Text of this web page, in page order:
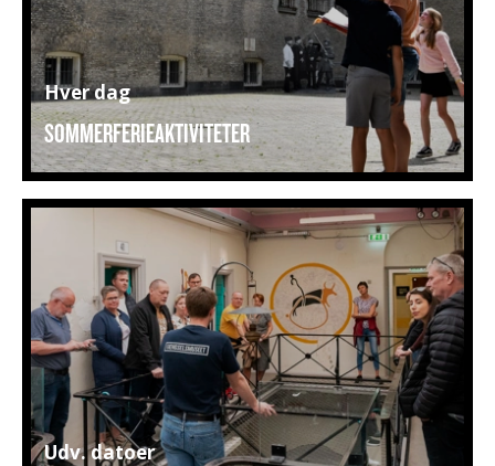
Hver dag
SOMMERFERIEAKTIVITETER
Udv. datoer